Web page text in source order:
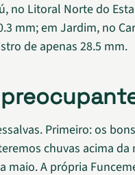
no Litoral Norte do
mm; em Jardim, no
de apenas 28.5 mm.
Primeiro: os
chuvas acima
maio. A própria